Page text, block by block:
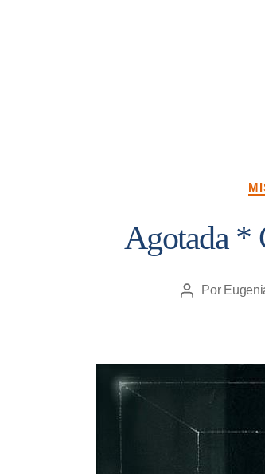
Agotada *
Autor
Por